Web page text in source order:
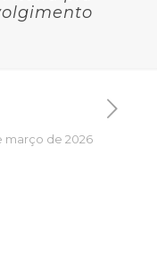
março de 2026